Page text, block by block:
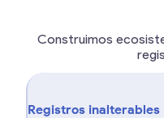
Construimos
Registros inalterables